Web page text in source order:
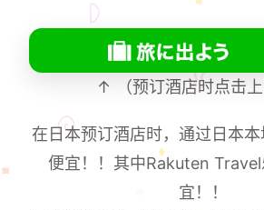
↑ （预订酒店时点击
在日本预订酒店时，通过日本
便宜！！其中Rakuten
宜！！